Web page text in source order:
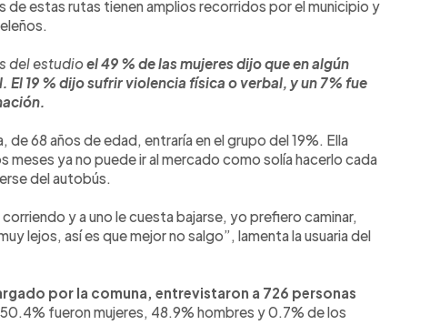
de estas rutas tienen amplios recorridos por el municipio y
del estudioel 49 % de las mujeres dijo que en algún
19 % dijo sufrir violencia física o verbal, y un 7% fue
de 68 años de edad, entraría en el grupo del 19%. Ella
meses ya no puede ir al mercado como solía hacerlo cada
del autobús.
y a uno le cuesta bajarse, yo prefiero caminar,
lejos, así es que mejor no salgo”, lamenta la usuaria del
por la comuna, entrevistaron a 726 personas
fueron mujeres, 48.9% hombres y 0.7% de los